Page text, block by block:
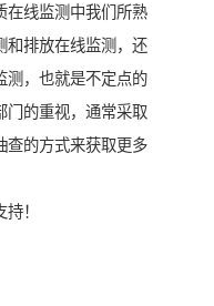
在线监测中我们所熟
和排放在线监测，还
测，也就是不定点的
门的重视，通常采取
查的方式来获取更多
！